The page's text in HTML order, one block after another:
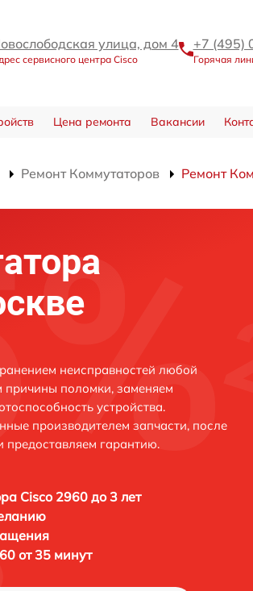
улица, дом 4
сервисного центра Cisco
+7 (495)
Горячая
Цена ремонта Вакансии
Ремонт Коммутаторов Ремонт
неисправностей любой
причины поломки, заменяем
устройства.
производителем запчасти, после
предоставляем гарантию.
Cisco 2960 до 3 лет
от 35 минут